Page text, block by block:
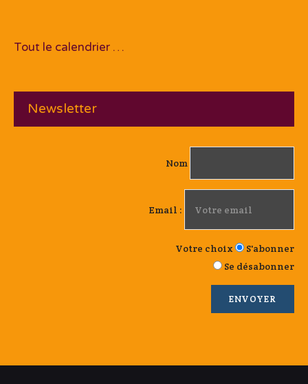
Tout le calendrier …
Newsletter
Nom
Email :
Votre choix
S'abonner
Se désabonner